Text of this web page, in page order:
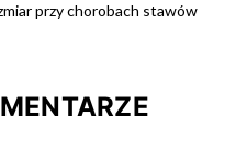
przy chorobach stawów